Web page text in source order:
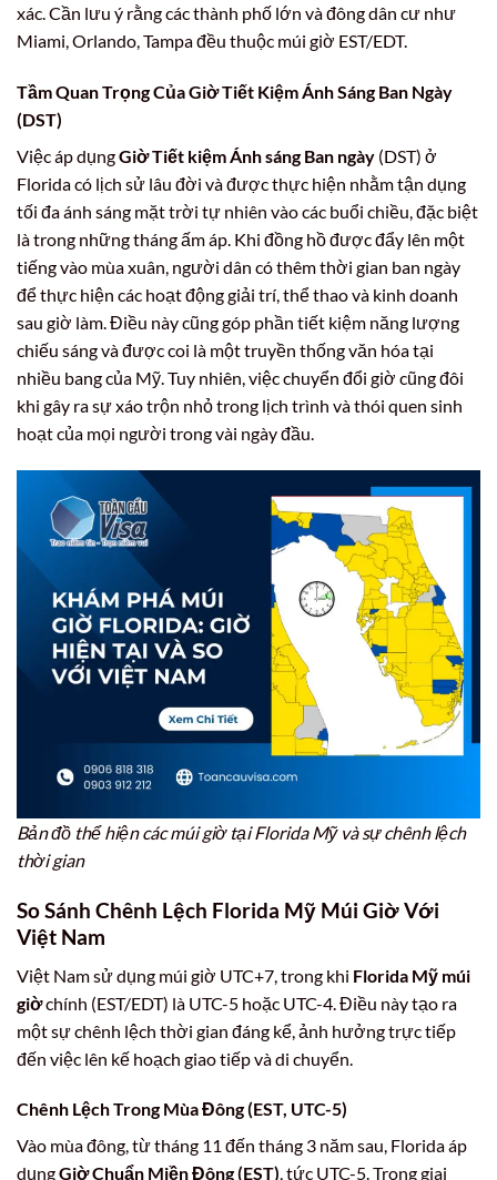
xác. Cần lưu ý rằng các thành phố lớn và đông dân cư như
Miami, Orlando, Tampa đều thuộc múi giờ EST/EDT.
Tầm Quan Trọng Của Giờ Tiết Kiệm Ánh Sáng Ban Ngày
(DST)
Việc áp dụngGiờ Tiết kiệm Ánh sáng Ban ngày (DST) ở
Florida có lịch sử lâu đời và được thực hiện nhằm tận dụng
tối đa ánh sáng mặt trời tự nhiên vào các buổi chiều, đặc biệt
là trong những tháng ấm áp. Khi đồng hồ được đẩy lên một
tiếng vào mùa xuân, người dân có thêm thời gian ban ngày
để thực hiện các hoạt động giải trí, thể thao và kinh doanh
sau giờ làm. Điều này cũng góp phần tiết kiệm năng lượng
chiếu sáng và được coi là một truyền thống văn hóa tại
nhiều bang của Mỹ. Tuy nhiên, việc chuyển đổi giờ cũng đôi
khi gây ra sự xáo trộn nhỏ trong lịch trình và thói quen sinh
hoạt của mọi người trong vài ngày đầu.
Bản đồ thể hiện các múi giờ tại Florida Mỹ và sự chênh lệch
thời gian
So Sánh Chênh Lệch Florida Mỹ Múi GiờVới
Việt Nam
Việt Nam sử dụng múi giờ UTC+7, trong khi Florida Mỹ múi
giờchính (EST/EDT) là UTC-5 hoặc UTC-4. Điều này tạo ra
một sự chênh lệch thời gian đáng kể, ảnh hưởng trực tiếp
đến việc lên kế hoạch giao tiếp và di chuyển.
Chênh Lệch Trong Mùa Đông (EST, UTC-5)
Vào mùa đông, từ tháng 11 đến tháng 3 năm sau, Florida áp
dụngGiờ Chuẩn Miền Đông (EST), tức UTC-5. Trong giai